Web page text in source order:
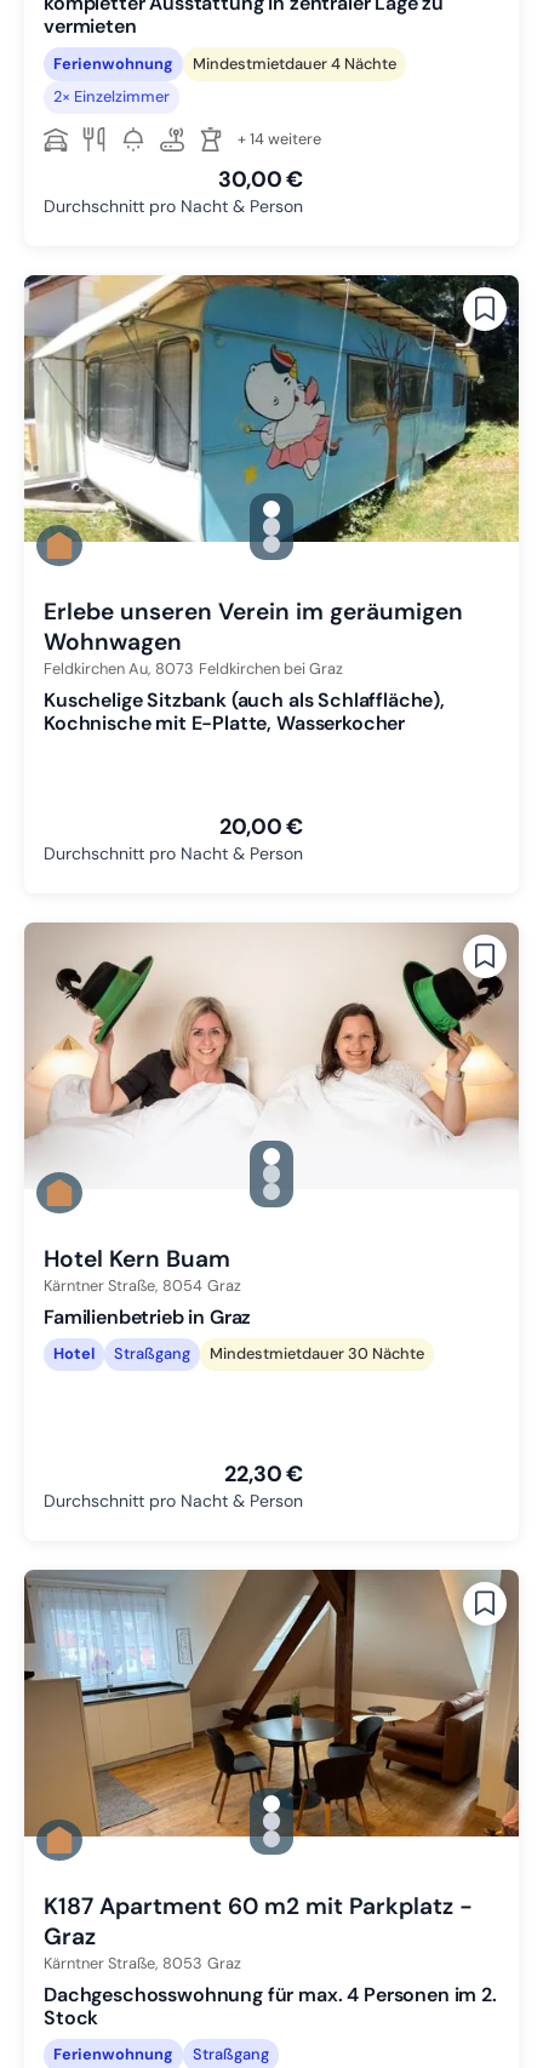
vermieten
Ferienwohnung
Mindestmietdauer 4 Nächte
2× Einzelzimmer
+ 14 weitere
30,00 €
Durchschnitt pro Nacht & Person
gallery.slide_selector
Zu Slide 1 wechseln
Zu Slide 2 wechseln
Zu Slide 3 wechseln
Erlebe unseren Verein im geräumigen
Wohnwagen
Feldkirchen Au, 8073 Feldkirchen bei Graz
Kuschelige Sitzbank (auch als Schlaffläche),
Kochnische mit E-Platte, Wasserkocher
20,00 €
Durchschnitt pro Nacht & Person
gallery.slide_selector
Zu Slide 1 wechseln
Zu Slide 2 wechseln
Zu Slide 3 wechseln
Hotel Kern Buam
Kärntner Straße, 8054 Graz
Familienbetrieb in Graz
Hotel Straßgang Mindestmietdauer 30 Nächte
22,30 €
Durchschnitt pro Nacht & Person
gallery.slide_selector
Zu Slide 1 wechseln
Zu Slide 2 wechseln
Zu Slide 3 wechseln
K187 Apartment 60 m2 mit Parkplatz -
Graz
Kärntner Straße, 8053 Graz
Dachgeschosswohnung für max. 4 Personen im 2.
Stock
Ferienwohnung Straßgang